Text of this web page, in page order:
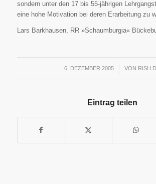
sondern unter den 17 bis 55-jährigen
eine hohe Motivation bei deren Erarbeitung zu
Lars Barkhausen, RR »Schaumburgia«
6. DEZEMBER 2005
/ VON
Eintrag teilen